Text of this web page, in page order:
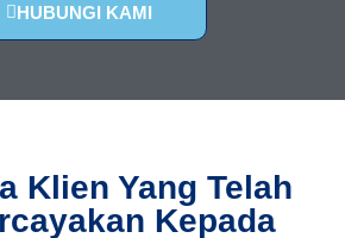
HUBUNGI KAMI
Klien Yang Telah
Kepada